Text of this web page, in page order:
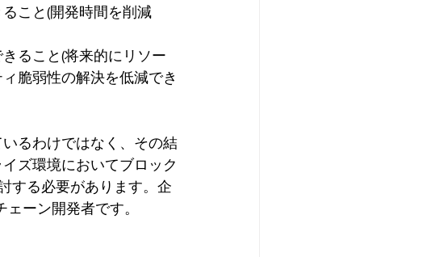
こと(開発時間を削減
ること(将来的にリソー
脆弱性の解決を低減でき
るわけではなく、その結
ズ環境においてブロック
する必要があります。企
ーン開発者です。